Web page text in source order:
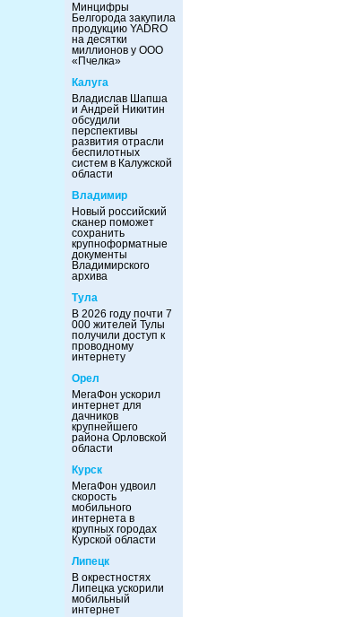
Минцифры
Белгорода закупила
продукцию YADRO
на десятки
миллионов у ООО
«Пчелка»
Калуга
Владислав Шапша
и Андрей Никитин
обсудили
перспективы
развития отрасли
беспилотных
систем в Калужской
области
Владимир
Новый российский
сканер поможет
сохранить
крупноформатные
документы
Владимирского
архива
Тула
В 2026 году почти 7
000 жителей Тулы
получили доступ к
проводному
интернету
Орел
МегаФон ускорил
интернет для
дачников
крупнейшего
района Орловской
области
Курск
МегаФон удвоил
скорость
мобильного
интернета в
крупных городах
Курской области
Липецк
В окрестностях
Липецка ускорили
мобильный
интернет